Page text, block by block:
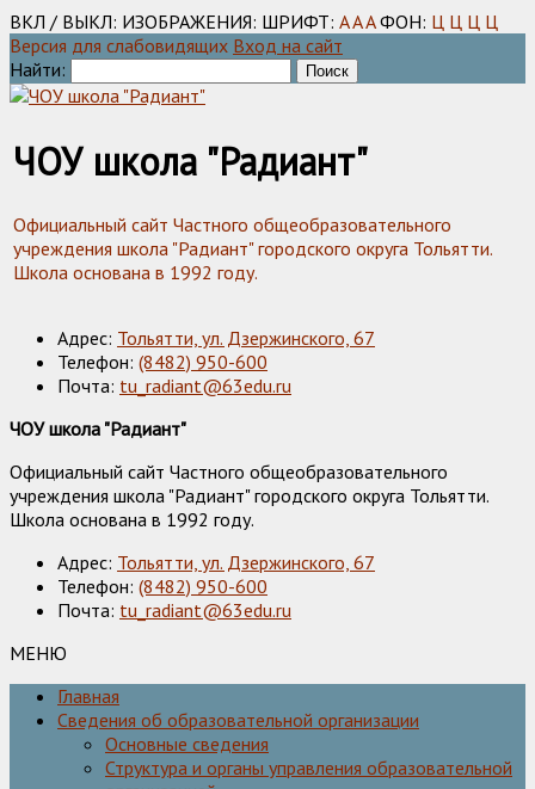
ВКЛ / ВЫКЛ: ИЗОБРАЖЕНИЯ: ШРИФТ: AAA ФОН: Ц Ц Ц Ц
Версия для слабовидящих Вход на сайт
Найти:
ЧОУ школа "Радиант"
Официальный сайт Частного общеобразовательного
учреждения школа "Радиант" городского округа Тольятти.
Школа основана в 1992 году.
Адрес: Тольятти, ул. Дзержинского, 67
Телефон: (8482) 950-600
Почта: tu_radiant@63edu.ru
ЧОУ школа "Радиант"
Официальный сайт Частного общеобразовательного
учреждения школа "Радиант" городского округа Тольятти.
Школа основана в 1992 году.
Адрес: Тольятти, ул. Дзержинского, 67
Телефон: (8482) 950-600
Почта: tu_radiant@63edu.ru
МЕНЮ
Главная
Сведения об образовательной организации
Основные сведения
Структура и органы управления образовательной